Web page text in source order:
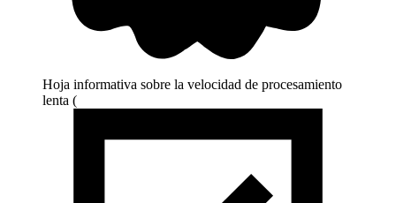
Hoja informativa sobre la velocidad de procesamiento
lenta (